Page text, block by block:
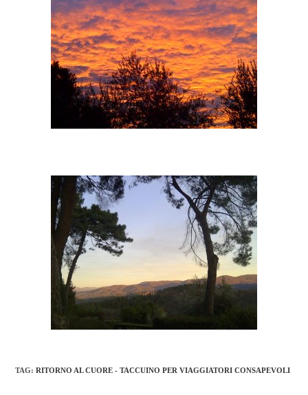
TAG:RITORNO AL CUORE - TACCUINO PER VIAGGIATORI CONSAPEVOLI